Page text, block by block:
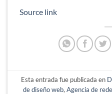
Source link
Esta entrada fue publicada en
de diseño web, Agencia de